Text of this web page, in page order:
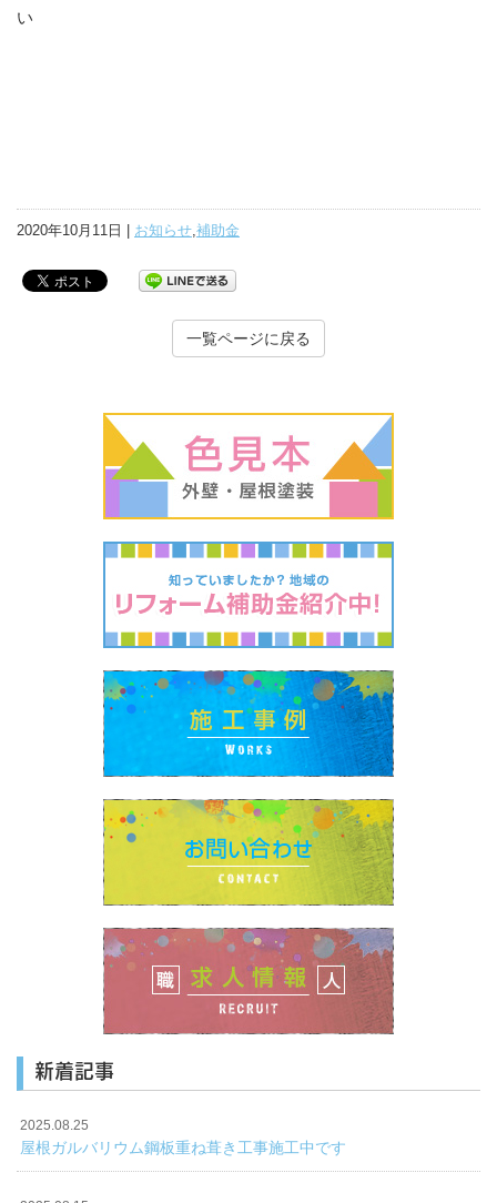
い
2020年10月11日 | お知らせ 補助金
一覧ページに戻る
新着記事
2025.08.25
屋根ガルバリウム鋼板重ね葺き工事施工中です